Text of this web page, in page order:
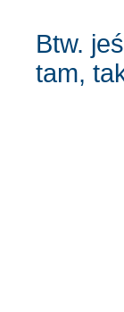
Btw.
tam,